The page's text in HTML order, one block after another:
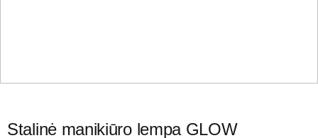
Stalinė manikiūro lempa GLOW